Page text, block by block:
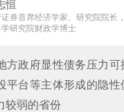
恒
券首席经济学家、研究院院长
研究院财政学博士
方政府显性债务压力可
平台等主体形成的隐性
较弱的省份